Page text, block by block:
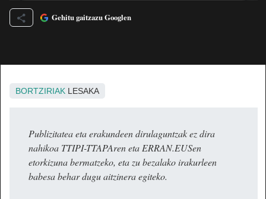
Gehitu gaitzazu Googlen
BORTZIRIAK LESAKA
Publizitatea eta erakundeen dirulaguntzak ez dira
nahikoa TTIPI-TTAPAren eta ERRAN.EUSen
etorkizuna bermatzeko, eta zu bezalako irakurleen
babesa behar dugu aitzinera egiteko.